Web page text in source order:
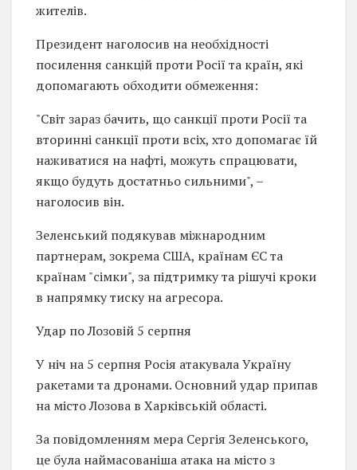
жителів.
Президент наголосив на необхідності
посилення санкцій проти Росії та країн, які
допомагають обходити обмеження:
"Світ зараз бачить, що санкції проти Росії та
вторинні санкції проти всіх, хто допомагає їй
наживатися на нафті, можуть спрацювати,
якщо будуть достатньо сильними", –
наголосив він.
Зеленський подякував міжнародним
партнерам, зокрема США, країнам ЄС та
країнам "сімки", за підтримку та рішучі кроки
в напрямку тиску на агресора.
Удар по Лозовій 5 серпня
У ніч на 5 серпня Росія атакувала Україну
ракетами та дронами. Основний удар припав
на місто Лозова в Харківській області.
За повідомленням мера Сергія Зеленського,
це була наймасованіша атака на місто з